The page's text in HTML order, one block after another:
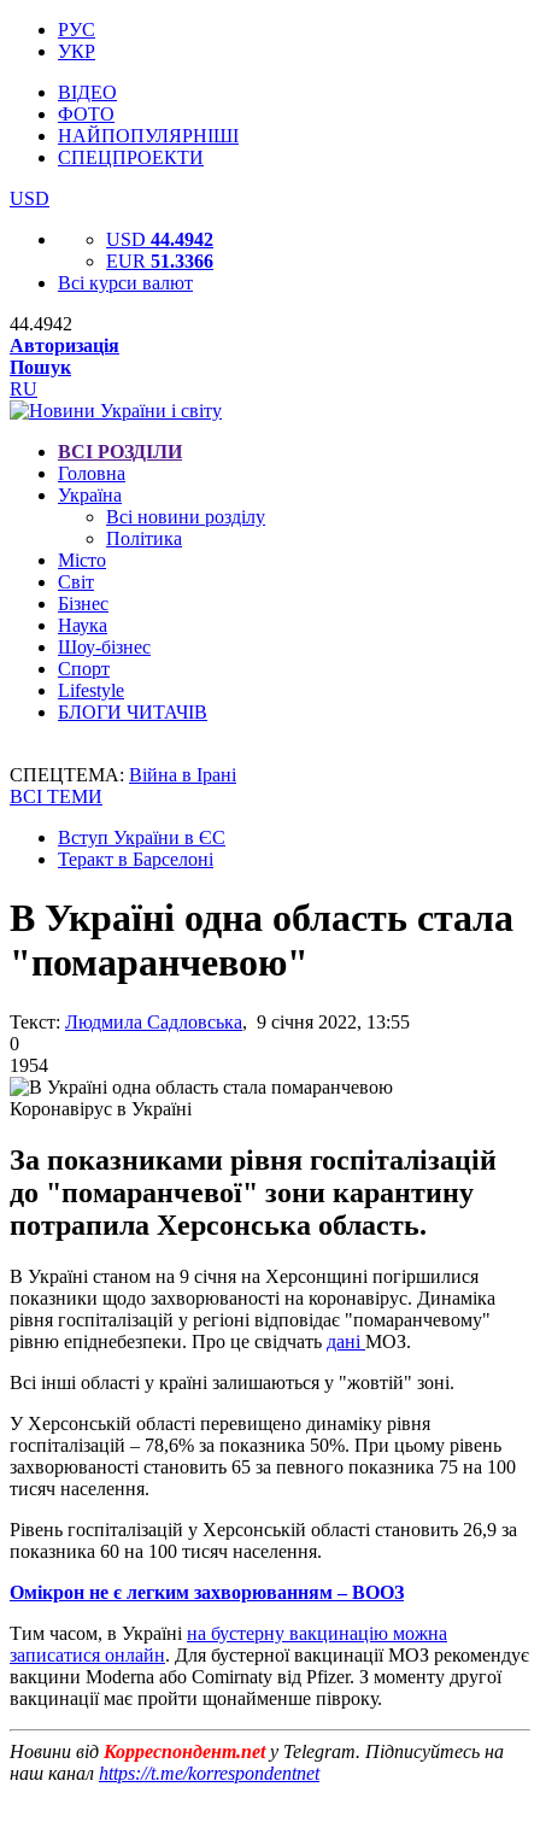
РУС
УКР
ВІДЕО
ФОТО
НАЙПОПУЛЯРНІШІ
СПЕЦПРОЕКТИ
USD
USD 44.4942
EUR 51.3366
Всі курси валют
44.4942
Авторизація
Пошук
RU
ВСІ РОЗДІЛИ
Головна
Україна
Всі новини розділу
Політика
Місто
Світ
Бізнес
Наука
Шоу-бізнес
Спорт
Lifestyle
БЛОГИ ЧИТАЧІВ
СПЕЦТЕМА: Війна в Ірані
ВСІ ТЕМИ
Вступ України в ЄС
Теракт в Барселоні
В Україні одна область стала
"помаранчевою"
Текст: Людмила Садловська, 9 січня 2022, 13:55
0
1954
Коронавірус в Україні
За показниками рівня госпіталізацій
до "помаранчевої" зони карантину
потрапила Херсонська область.
В Україні станом на 9 січня на Херсонщині погіршилися
показники щодо захворюваності на коронавірус. Динаміка
рівня госпіталізацій у регіоні відповідає "помаранчевому"
рівню епіднебезпеки. Про це свідчать дані МОЗ.
Всі інші області у країні залишаються у "жовтій" зоні.
У Херсонській області перевищено динаміку рівня
госпіталізацій – 78,6% за показника 50%. При цьому рівень
захворюваності становить 65 за певного показника 75 на 100
тисяч населення.
Рівень госпіталізацій у Херсонській області становить 26,9 за
показника 60 на 100 тисяч населення.
Омікрон не є легким захворюванням – ВООЗ
Тим часом, в Україні на бустерну вакцинацію можна
записатися онлайн. Для бустерної вакцинації МОЗ рекомендує
вакцини Moderna або Comirnaty від Pfizer. З моменту другої
вакцинації має пройти щонайменше півроку.
Новини від Корреспондент.netу Telegram. Підписуйтесь на
наш канал https://t.me/korrespondentnet